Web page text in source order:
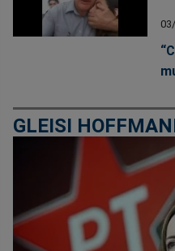
GLEISI